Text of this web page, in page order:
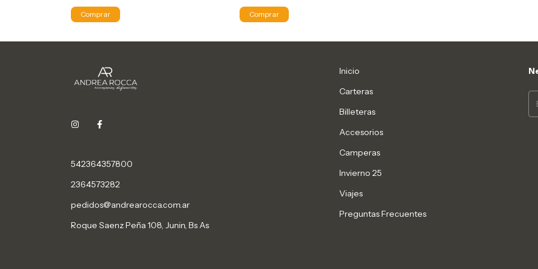
Comprar Comprar
542364357800
2364573282
pedidos@andrearocca.com.ar
Roque Saenz Peña 108, Junin, Bs As
Inicio
Carteras
Billeteras
Accesorios
Camperas
Invierno 25
Viajes
Preguntas Frecuentes